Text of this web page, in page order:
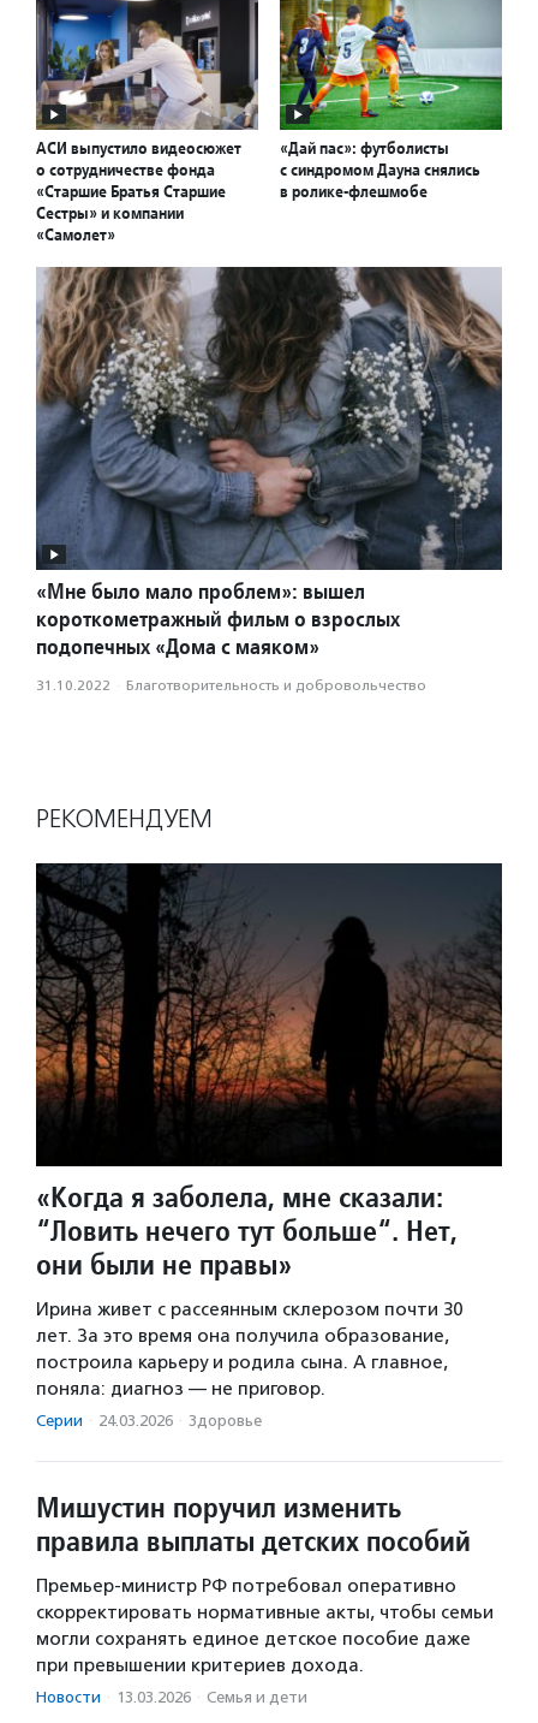
АСИ выпустило видеосюжет
о сотрудничестве фонда
«Старшие Братья Старшие
Сестры» и компании
«Самолет»
«Дай пас»: футболисты
с синдромом Дауна снялись
в ролике-флешмобе
«Мне было мало проблем»: вышел
короткометражный фильм о взрослых
подопечных «Дома с маяком»
31.10.2022 · Благотвори­тель­ность и доброволь­чест­во
РЕКОМЕНДУЕМ
«Когда я заболела, мне сказали:
“Ловить нечего тут больше“. Нет,
они были не правы»
Ирина живет с рассеянным склерозом почти 30
лет. За это время она получила образование,
построила карьеру и родила сына. А главное,
поняла: диагноз — не приговор.
Серии · 24.03.2026 · Здоровье
Мишустин поручил изменить
правила выплаты детских пособий
Премьер-министр РФ потребовал оперативно
скорректировать нормативные акты, чтобы семьи
могли сохранять единое детское пособие даже
при превышении критериев дохода.
Новости · 13.03.2026 · Семья и дети